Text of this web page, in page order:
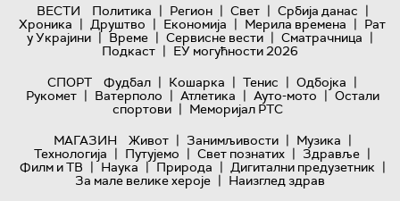
ВЕСТИ Политика | Регион | Свет | Србија данас |
Хроника | Друштво | Економија | Мерила времена | Рат
у Украјини | Време | Сервисне вести | Сматрачница |
Подкаст | ЕУ могућности 2026
СПОРТ
Фудбал | Кошарка | Тенис | Одбојка |
Рукомет | Ватерполо | Атлетика | Ауто-мото | Остали
спортови | Меморијал РТС
МАГАЗИН
Живот | Занимљивости | Музика |
Технологијa | Путујемо | Свет познатих | Здравље |
Филм и ТВ | Наука | Природа | Дигитални предузетник |
За мале велике хероје | Наизглед здрав